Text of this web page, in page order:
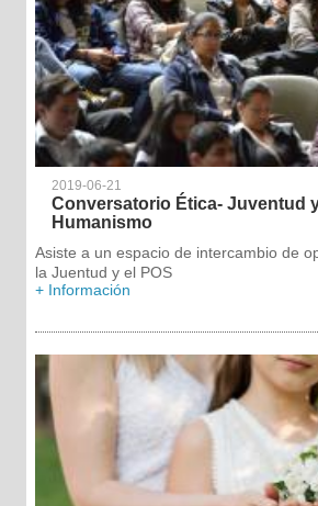
2019-06-21
Conversatorio Ética- Juventud
Humanismo
Asiste a un espacio de intercambio de
la Juentud y el POS
+ Información